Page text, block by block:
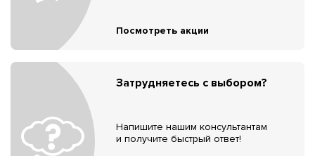
Посмотреть акции
Затрудняетесь с выбором?
Напишите нашим консультантам
и получите быстрый ответ!